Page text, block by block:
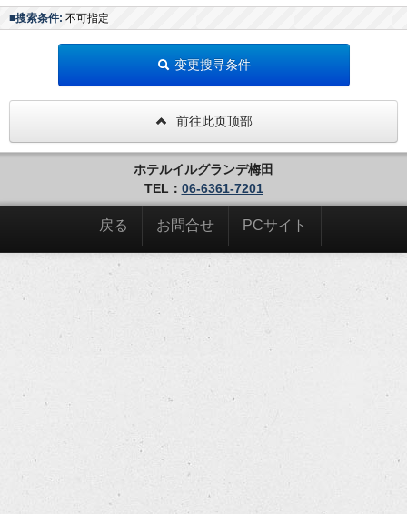
■搜索条件: 不可指定
变更搜寻条件
前往此页顶部
ホテルイルグランデ梅田
TEL： 06-6361-7201
戻る お問合せ PCサイト